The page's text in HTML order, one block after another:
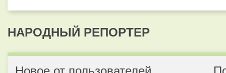
НАРОДНЫЙ РЕПОРТЕР